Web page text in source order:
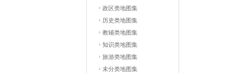
政区类地图集
历史类地图集
教辅类地图集
知识类地图集
旅游类地图集
未分类地图集